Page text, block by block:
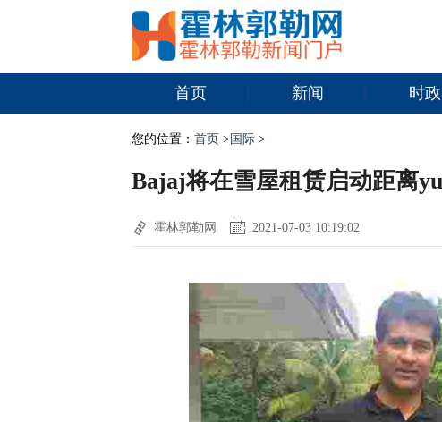
首页 新闻 时政
您的位置： 首页 > 国际 >
Bajaj将在雪屋租赁启动距离
霍林郭勒网 2021-07-03 10:19:02